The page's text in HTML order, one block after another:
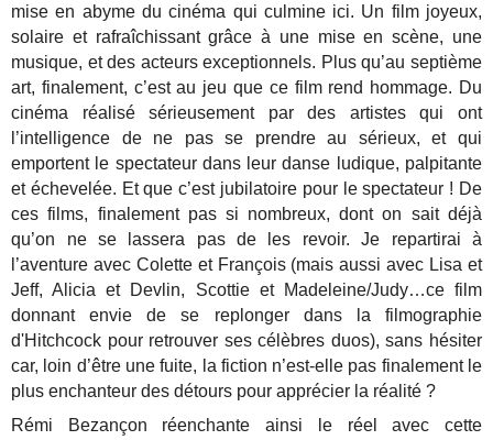
mise en abyme du cinéma qui culmine ici. Un film joyeux,
solaire et rafraîchissant grâce à une mise en scène, une
musique, et des acteurs exceptionnels. Plus qu’au septième
art, finalement, c’est au jeu que ce film rend hommage. Du
cinéma réalisé sérieusement par des artistes qui ont
l’intelligence de ne pas se prendre au sérieux, et qui
emportent le spectateur dans leur danse ludique, palpitante
et échevelée. Et que c’est jubilatoire pour le spectateur ! De
ces films, finalement pas si nombreux, dont on sait déjà
qu’on ne se lassera pas de les revoir. Je repartirai à
l’aventure avec Colette et François (mais aussi avec Lisa et
Jeff, Alicia et Devlin, Scottie et Madeleine/Judy…ce film
donnant envie de se replonger dans la filmographie
d'Hitchcock pour retrouver ses célèbres duos), sans hésiter
car, loin d’être une fuite, la fiction n’est-elle pas finalement le
plus enchanteur des détours pour apprécier la réalité ?
Rémi Bezançon réenchante ainsi le réel avec cette